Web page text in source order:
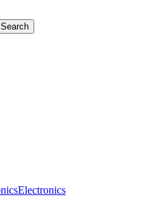
Search
Electronics